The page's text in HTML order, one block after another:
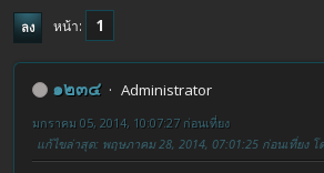
ลง หน้า 1
๑๒๓๔ Administrator
มกราคม 05, 2014, 10:07:27 ก่อนเที่ยง
แก้ไขล่าสุด: พฤษภาคม 28, 2014, 07:01:25 ก่อนเที่ยง